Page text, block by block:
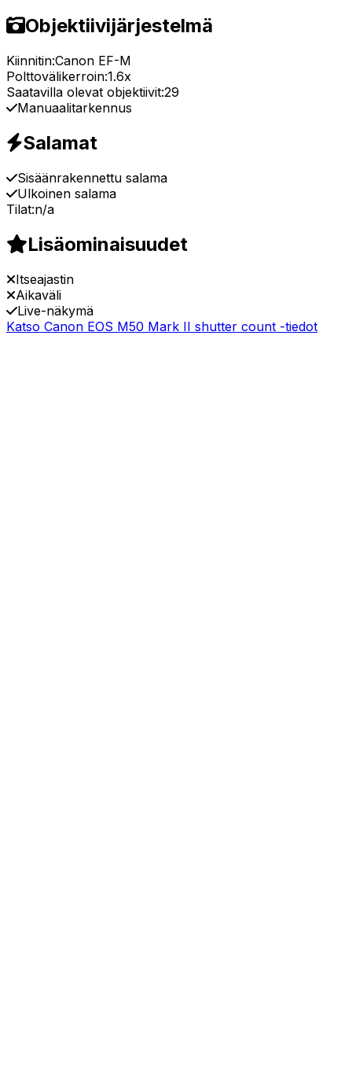
Objektiivijärjestelmä
Kiinnitin:Canon EF-M
Polttovälikerroin:1.6x
Saatavilla olevat objektiivit:29
Manuaalitarkennus
Salamat
Sisäänrakennettu salama
Ulkoinen salama
Tilat:n/a
Lisäominaisuudet
Itseajastin
Aikaväli
Live-näkymä
Katso Canon EOS M50 Mark II shutter count -tiedot